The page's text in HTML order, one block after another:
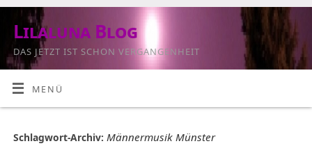
Lilaluna Blog
DAS JETZT IST SCHON VERGANGENHEIT
MENÜ
Schlagwort-Archiv: Männermusik Münster